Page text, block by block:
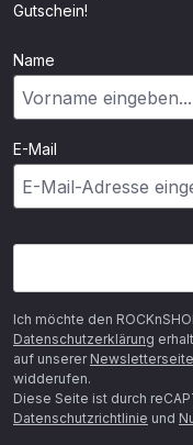
Gutschein!
Name
E-Mail
Ich möchte den
Datenschutzerklärung
auf unserer Newsletterseite
widderufen.
Diese Seite ist durch
Datenschutzrichtlinie und